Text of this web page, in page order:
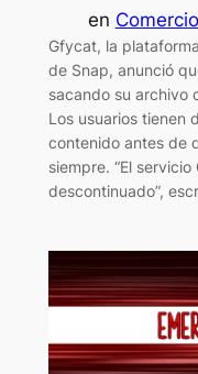
en
Gfycat, la
de Snap, anunció
sacando su archivo
Los usuarios tienen
contenido antes de
siempre. “El
descontinuado”,